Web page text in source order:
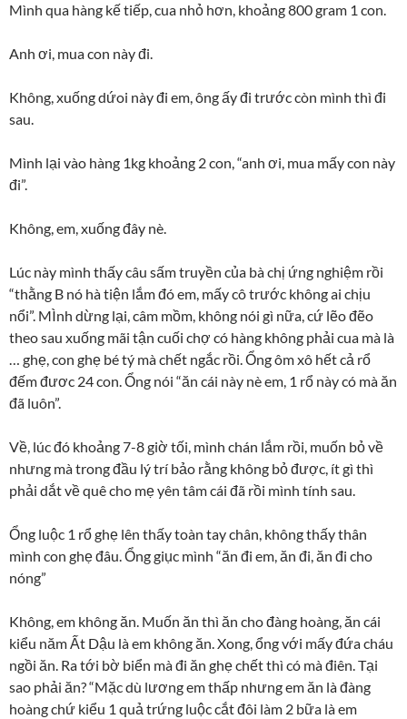
Mình qua hàng kế tiếp, cua nhỏ hơn, khoảng 800 gram 1 con.
Anh ơi, mua con này đi.
Không, xuống dứoi này đi em, ông ấy đi trước còn mình thì đi
sau.
Mình lại vào hàng 1kg khoảng 2 con, “anh ơi, mua mấy con này
đi”.
Không, em, xuống đây nè.
Lúc này mình thấy câu sấm truyền của bà chị ứng nghiệm rồi
“thằng B nó hà tiện lắm đó em, mấy cô trước không ai chịu
nổi”. MÌnh dừng lại, câm mồm, không nói gì nữa, cứ lẽo đẽo
theo sau xuống mãi tận cuối chợ có hàng không phải cua mà là
… ghẹ, con ghẹ bé tý mà chết ngắc rồi. Ổng ôm xô hết cả rổ
đếm đươc 24 con. Ổng nói “ăn cái này nè em, 1 rổ này có mà ăn
đã luôn”.
Về, lúc đó khoảng 7-8 giờ tối, mình chán lắm rồi, muốn bỏ về
nhưng mà trong đầu lý trí bảo rằng không bỏ được, ít gì thì
phải dắt về quê cho mẹ yên tâm cái đã rồi mình tính sau.
Ổng luộc 1 rổ ghẹ lên thấy toàn tay chân, không thấy thân
mình con ghẹ đâu. Ổng giục mình “ăn đi em, ăn đi, ăn đi cho
nóng”
Không, em không ăn. Muốn ăn thì ăn cho đàng hoàng, ăn cái
kiểu năm Ất Dậu là em không ăn. Xong, ổng với mấy đứa cháu
ngồi ăn. Ra tới bờ biển mà đi ăn ghẹ chết thì có mà điên. Tại
sao phải ăn? “Mặc dù lương em thấp nhưng em ăn là đàng
hoàng chứ kiểu 1 quả trứng luộc cắt đôi làm 2 bữa là em